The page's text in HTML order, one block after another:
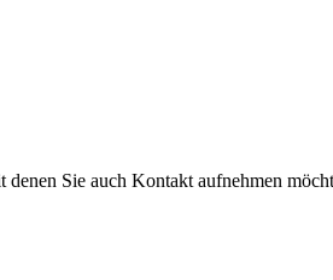
Sie auch Kontakt aufnehmen